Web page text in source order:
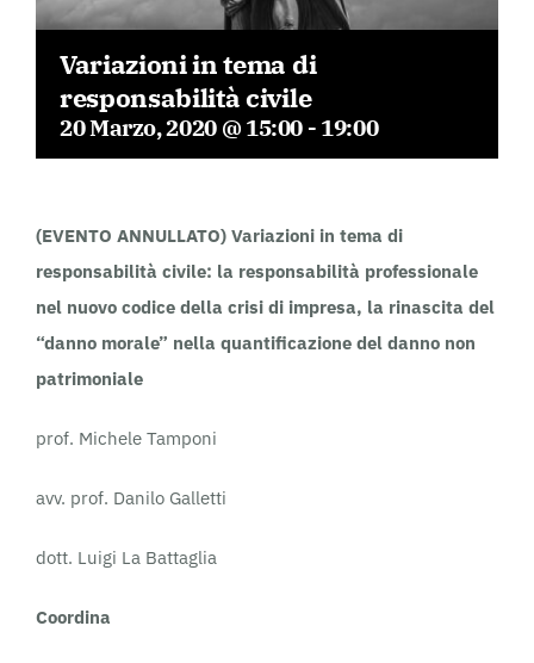
Variazioni in tema di
responsabilità civile
20 Marzo, 2020 @ 15:00 - 19:00
(EVENTO ANNULLATO) Variazioni in tema di
responsabilità civile: la responsabilità professionale
nel nuovo codice della crisi di impresa, la rinascita del
“danno morale” nella quantificazione del danno non
patrimoniale
prof. Michele Tamponi
avv. prof. Danilo Galletti
dott. Luigi La Battaglia
Coordina